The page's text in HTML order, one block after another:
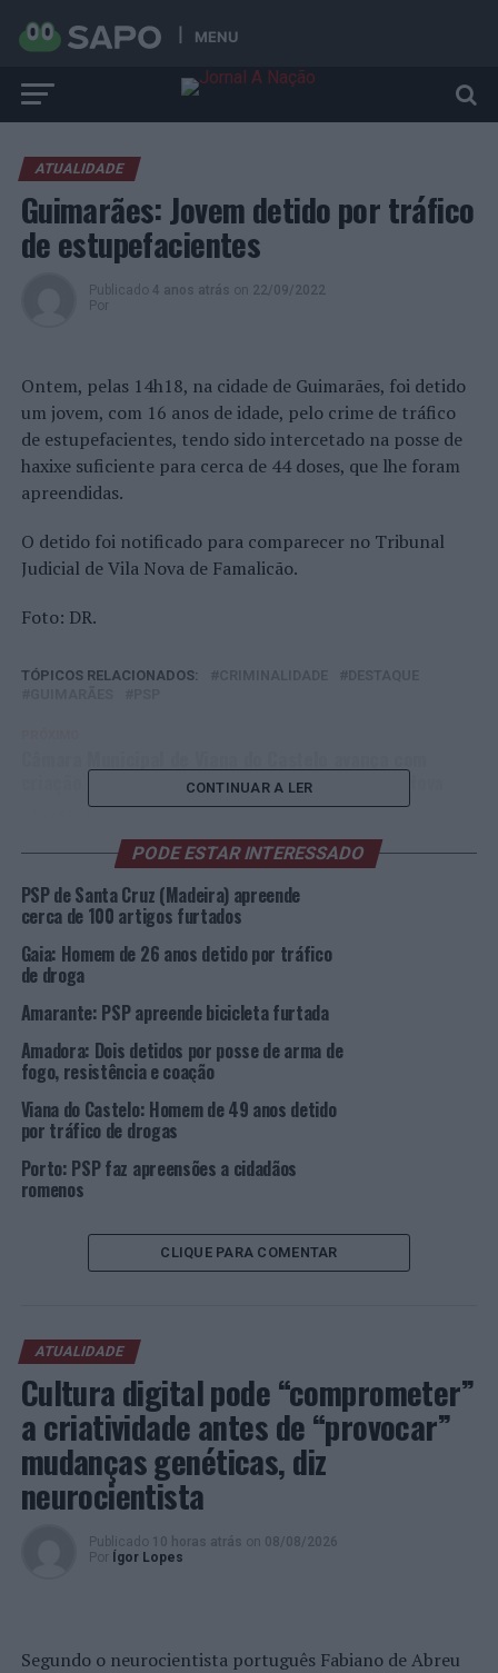
MENU
ATUALIDADE
Guimarães: Jovem detido por tráfico
de estupefacientes
Publicado 4 anos atrás on 22/09/2022
Por
Ontem, pelas 14h18, na cidade de Guimarães, foi detido
um jovem, com 16 anos de idade, pelo crime de tráfico
de estupefacientes, tendo sido intercetado na posse de
haxixe suficiente para cerca de 44 doses, que lhe foram
apreendidas.
O detido foi notificado para comparecer no Tribunal
Judicial de Vila Nova de Famalicão.
Foto: DR.
TÓPICOS RELACIONADOS:
criação de Área de Reabilitação Urbana Cidade Nova
Viseu: PSP faz oito detenções entre 21 e 22 de setembro
CONTINUAR A LER
PODE ESTAR INTERESSADO
PSP de Santa Cruz (Madeira) apreende
cerca de 100 artigos furtados
Gaia: Homem de 26 anos detido por tráfico
de droga
Amarante: PSP apreende bicicleta furtada
Amadora: Dois detidos por posse de arma de
fogo, resistência e coação
Viana do Castelo: Homem de 49 anos detido
por tráfico de drogas
Porto: PSP faz apreensões a cidadãos
romenos
CLIQUE PARA COMENTAR
ATUALIDADE
Cultura digital pode “comprometer”
a criatividade antes de “provocar”
mudanças genéticas, diz
neurocientista
Publicado 10 horas atrás on 08/08/2026
Por
Ígor Lopes
Segundo o neurocientista português Fabiano de Abreu